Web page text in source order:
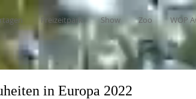
Freizeitpark Show Zoo WOP
in Europa 2022